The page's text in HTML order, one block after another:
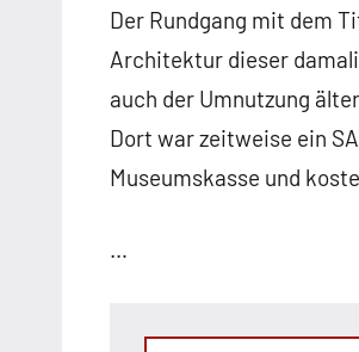
Der Rundgang mit dem
Architektur dieser
auch der Umnutzung
Dort war zeitweise ein
Museumskasse und
…